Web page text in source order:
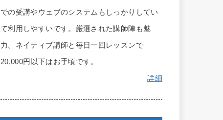
での受講やウェブのシステムもしっかりしてい
て利用しやすいです。厳選された講師陣も魅
力。ネイティブ講師と毎日一回レッスンで
20,000円以下はお手頃です。
詳細